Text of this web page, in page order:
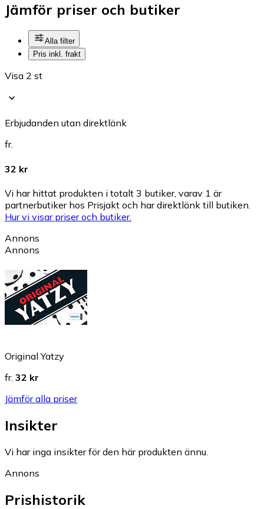
Jämför priser och butiker
Alla filter
Pris inkl. frakt
Visa 2 st
Erbjudanden utan direktlänk
fr.
32 kr
Vi har hittat produkten i totalt 3 butiker, varav 1 är
partnerbutiker hos Prisjakt och har direktlänk till butiken.
Hur vi visar priser och butiker.
Annons
Annons
Original Yatzy
fr. 32 kr
Jämför alla priser
Insikter
Vi har inga insikter för den här produkten ännu.
Annons
Prishistorik